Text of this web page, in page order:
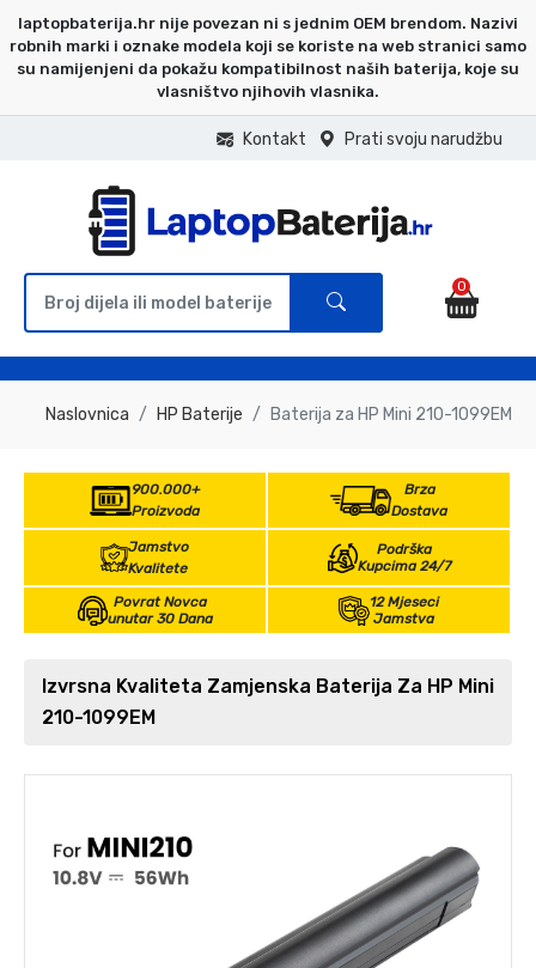
laptopbaterija.hr nije povezan ni s jednim OEM brendom. Nazivi
robnih marki i oznake modela koji se koriste na web stranici samo
su namijenjeni da pokažu kompatibilnost naših baterija, koje su
vlasništvo njihovih vlasnika.
Prati svoju narudžbu
Kontakt
0
Naslovnica HP Baterije Baterija za HP Mini 210-1099EM
900.000+
Proizvoda
Brza
Dostava
Jamstvo
Kvalitete
Podrška
Kupcima 24/7
Povrat Novca
unutar 30 Dana
12 Mjeseci
Jamstva
Izvrsna Kvaliteta Zamjenska Baterija Za HP Mini
210-1099EM